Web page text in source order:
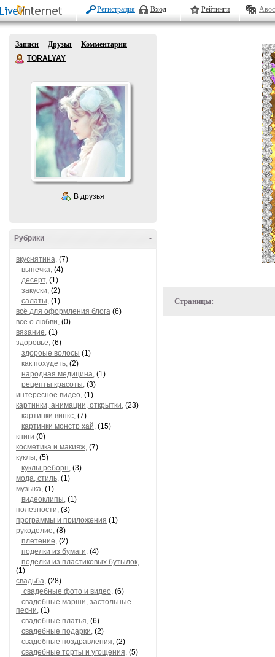
Регистрация Вход Рейтинги
Записи Друзья
Комментарии
TORALYAY
В друзья
-
Рубрики
вкуснятина, (7)
выпечка, (4)
десерт, (1)
закуски, (2)
салаты, (1)
всё для оформления блога (6)
всё о любви, (0)
вязание, (1)
здоровье, (6)
здороые волосы (1)
как похудеть, (2)
народная медицина, (1)
рецепты красоты, (3)
интересное видео, (1)
картинки, анимации, открытки, (23)
картинки винкс, (7)
картинки монстр хай, (15)
книги (0)
косметика и макияж, (7)
куклы, (5)
куклы реборн, (3)
мода, стиль, (1)
музыка, (1)
видеоклипы, (1)
полезности, (3)
программы и приложения (1)
рукоделие, (8)
плетение, (2)
поделки из бумаги, (4)
поделки из пластиковых бутылок,
(1)
свадьба, (28)
свадебные фото и видео, (6)
свадебные марши, застольные
песни, (1)
свадебные платья, (6)
свадебные подарки, (2)
свадебные поздравления, (2)
свадебные торты и угощения, (5)
Страницы: